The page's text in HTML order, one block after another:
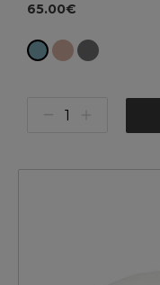
65.00€